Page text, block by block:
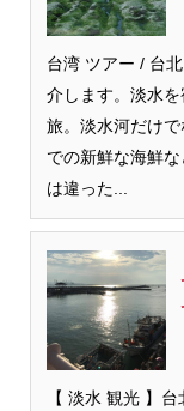
台湾 ツアー / 台
介します。淡水
旅。淡水河だけ
での新鮮な海鮮
は違った...
【 淡水 観光 】